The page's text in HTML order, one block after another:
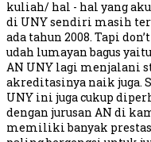
kuliah/ hal - hal yang
di UNY sendiri masih
ada tahun 2008. Tapi
udah lumayan bagus
AN UNY lagi menjalani
akreditasinya naik juga.
UNY ini juga cukup
dengan jurusan AN di
memiliki banyak